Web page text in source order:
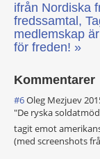
ifrån Nordiska
fredssamtal,
medlemskap
för freden! »
Kommentarer
#6Oleg Mezjuev
"De ryska
tagit emot
(med screenshots